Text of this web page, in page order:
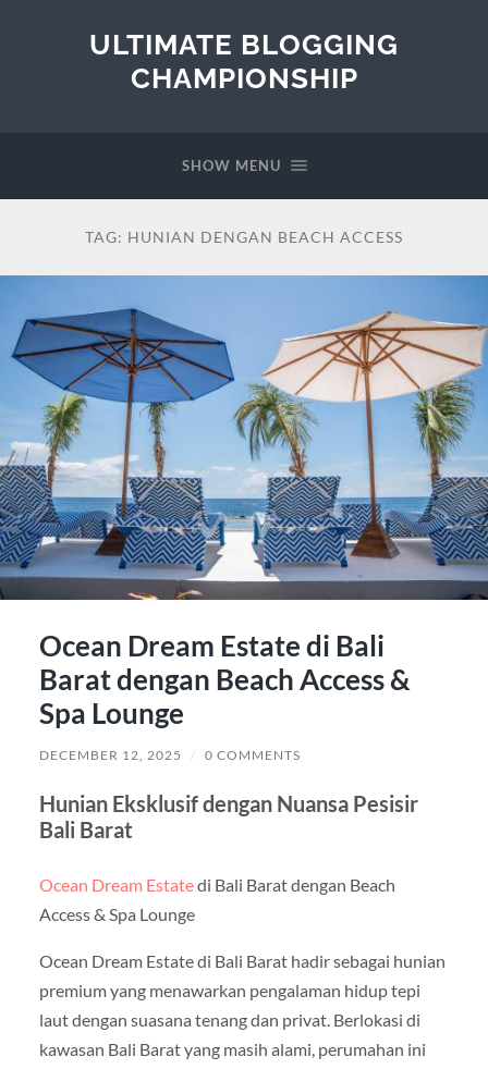
ULTIMATE BLOGGING
CHAMPIONSHIP
SHOW MENU
TAG: HUNIAN DENGAN BEACH ACCESS
Ocean Dream Estate di Bali
Barat dengan Beach Access &
Spa Lounge
DECEMBER 12, 2025 / 0 COMMENTS
Hunian Eksklusif dengan Nuansa Pesisir
Bali Barat
Ocean Dream Estatedi Bali Barat dengan Beach
Access & Spa Lounge
Ocean Dream Estate di Bali Barat hadir sebagai hunian
premium yang menawarkan pengalaman hidup tepi
laut dengan suasana tenang dan privat. Berlokasi di
kawasan Bali Barat yang masih alami, perumahan ini